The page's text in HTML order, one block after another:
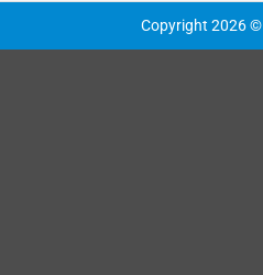
Copyright 2026 ©